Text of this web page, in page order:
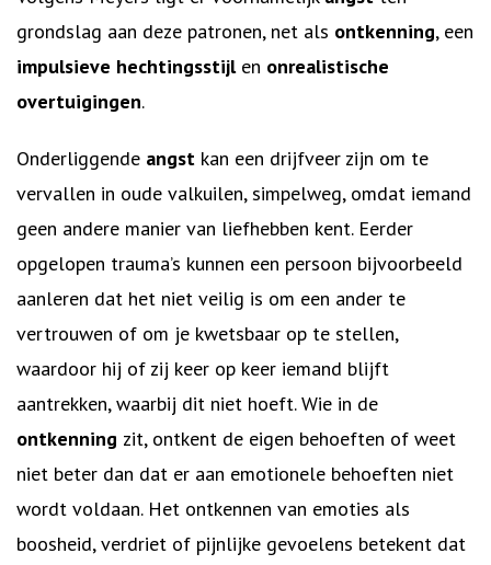
grondslag aan deze patronen, net als ontkenning, een
impulsieve hechtingsstijlen onrealistische
overtuigingen.
Onderliggende angst kan een drijfveer zijn om te
vervallen in oude valkuilen, simpelweg, omdat iemand
geen andere manier van liefhebben kent. Eerder
opgelopen trauma’s kunnen een persoon bijvoorbeeld
aanleren dat het niet veilig is om een ander te
vertrouwen of om je kwetsbaar op te stellen,
waardoor hij of zij keer op keer iemand blijft
aantrekken, waarbij dit niet hoeft. Wie in de
ontkenning zit, ontkent de eigen behoeften of weet
niet beter dan dat er aan emotionele behoeften niet
wordt voldaan. Het ontkennen van emoties als
boosheid, verdriet of pijnlijke gevoelens betekent dat